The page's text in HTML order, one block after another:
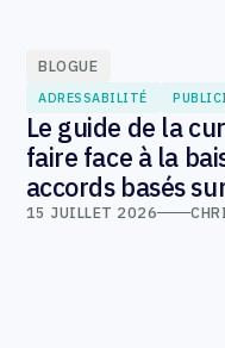
BLOGUE
ADRESSABILITÉ
Le guide de la
faire face à la
accords basés
15 JUILLET 2026